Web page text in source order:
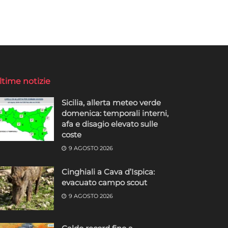
notizie
Sicilia, allerta meteo verde
domenica: temporali interni,
afa e disagio elevato sulle
coste
9 AGOSTO 2026
Cinghiali a Cava d’Ispica:
evacuato campo scout
9 AGOSTO 2026